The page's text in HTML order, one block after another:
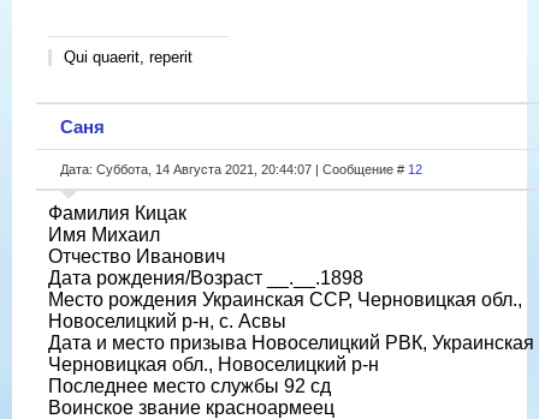
Qui quaerit, reperit
Саня
Дата: Суббота, 14 Августа 2021, 20:44:07 | Сообщение # 12
Фамилия Кицак
Имя Михаил
Отчество Иванович
Дата рождения/Возраст __.__.1898
Место рождения Украинская ССР, Черновицкая обл.,
Новоселицкий р-н, с. Асвы
Дата и место призыва Новоселицкий РВК,
Черновицкая обл., Новоселицкий р-н
Последнее место службы 92 сд
Воинское звание красноармеец